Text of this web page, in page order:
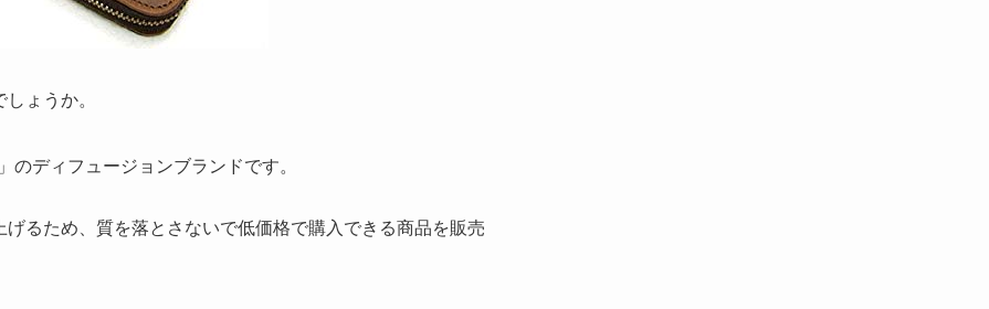
ょうか。
ディフュージョンブランドです。
るため、質を落とさないで低価格で購入できる商品を販売